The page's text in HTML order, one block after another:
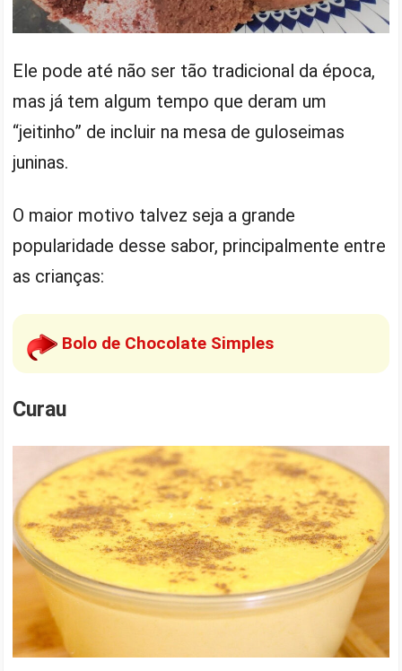
Ele pode até não ser tão tradicional da época,
mas já tem algum tempo que deram um
“jeitinho” de incluir na mesa de guloseimas
juninas.
O maior motivo talvez seja a grande
popularidade desse sabor, principalmente entre
as crianças:
Bolo de Chocolate Simples
Curau